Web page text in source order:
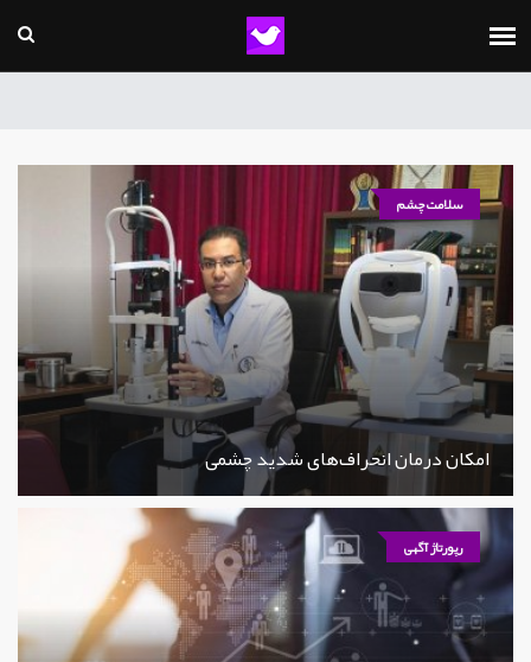
سلامت چشم
امکان درمان انحراف‌های شدید چشمی
رپورتاژ آگهی